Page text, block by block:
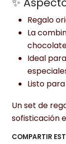
Regalo
La
Ideal
Listo
Un set de
sofisticación
COMPARTIR